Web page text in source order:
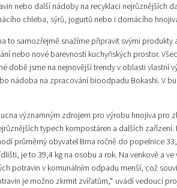
nebo další nádoby na recyklaci nejrůznějších
chleba, sýrů, jogurtů nebo i domácího
to samozřejmě snažíme připravit svými
nebo nové barevnosti kuchyňských prostor.
době jsme na nejnovější trendy v oblasti vlastní
nádoba na zpracování bioodpadu Bokashi. V
významným zdrojem pro výrobu hnojiva pro
typech kompostáren a dalších
průměrný obyvatel Brna ročně do popelnice
je to 39,4 kg na osobu a rok. Na venkově a
potravin v komunálním odpadu menší, což
je možno zkrmit zvířatům,“ uvádí vedoucí